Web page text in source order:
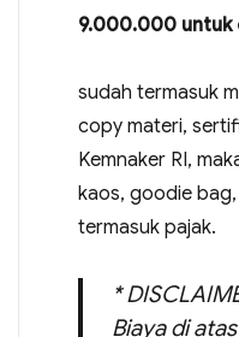
9.000.000 untuk
sudah termasuk
copy materi,
Kemnaker RI,
kaos, goodie
termasuk pajak.
*
Biaya di